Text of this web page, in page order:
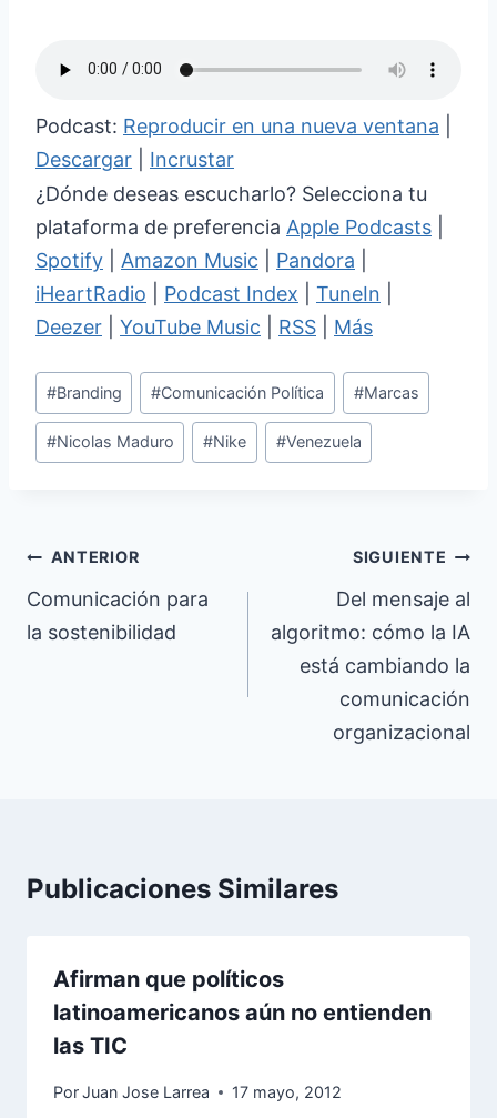
Podcast: Reproducir en una nueva ventana
Descargar
Incrustar
¿Dónde deseas escucharlo? Selecciona tu
plataforma de preferencia Apple Podcasts
Spotify
Amazon Music Pandora
iHeartRadio
Podcast Index TuneIn
Deezer
YouTube Music RSS Más
Etiquetas
de
la
#Branding #Comunicación Política #Marcas
#Nicolas Maduro #Nike #Venezuela
Navegación
de
entradas
ANTERIOR
Comunicación para
la sostenibilidad
SIGUIENTE
Del mensaje al
algoritmo: cómo la IA
está cambiando la
comunicación
organizacional
Publicaciones Similares
Afirman que políticos
latinoamericanos aún no entienden
las TIC
PorJuan Jose Larrea 17 mayo, 2012